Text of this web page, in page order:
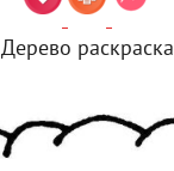
Дерево раскраска